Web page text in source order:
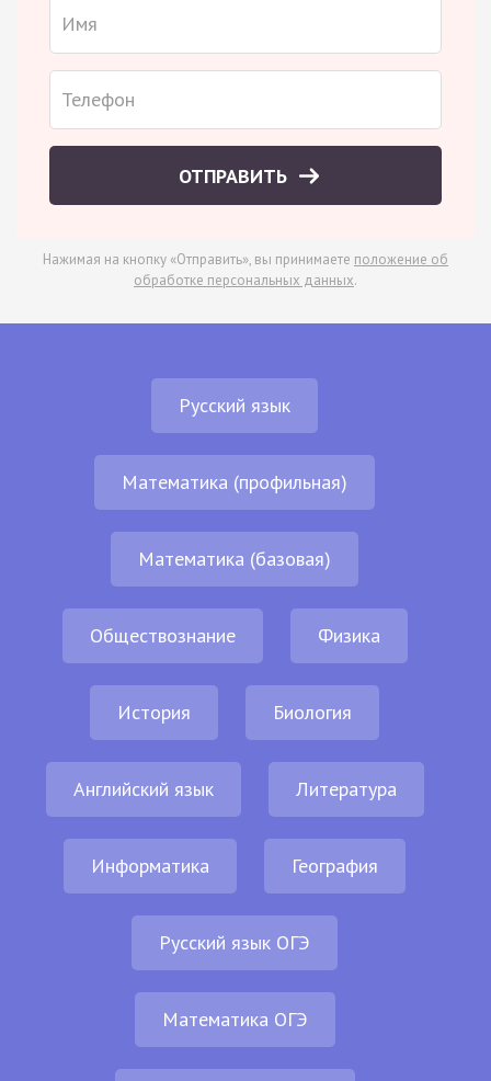
ОТПРАВИТЬ
Нажимая на кнопку «Отправить», вы принимаете положение об
обработке персональных данных.
Русский язык
Математика (профильная)
Математика (базовая)
Обществознание Физика
История Биология
Английский язык Литература
Информатика География
Русский язык ОГЭ
Математика ОГЭ